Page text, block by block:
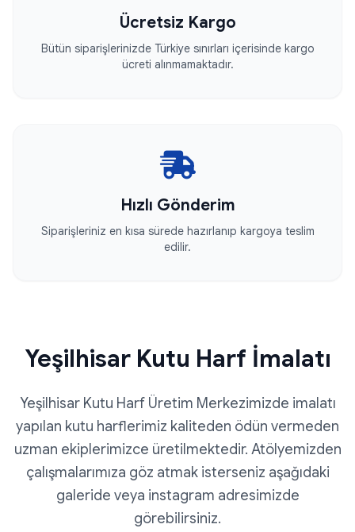
Ücretsiz Kargo
Bütün siparişlerinizde Türkiye sınırları içerisinde kargo
ücreti alınmamaktadır.
Hızlı Gönderim
Siparişleriniz en kısa sürede hazırlanıp kargoya teslim
edilir.
Yeşilhisar Kutu Harf İmalatı
Yeşilhisar Kutu Harf Üretim Merkezimizde imalatı
yapılan kutu harflerimiz kaliteden ödün vermeden
uzman ekiplerimizce üretilmektedir. Atölyemizden
çalışmalarımıza göz atmak isterseniz aşağıdaki
galeride veya instagram adresimizde
görebilirsiniz.